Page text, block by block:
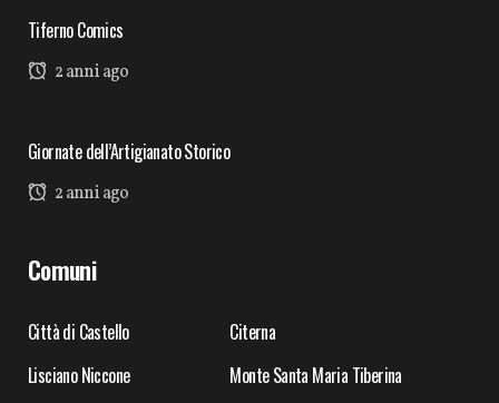
Tiferno Comics
2 anni ago
Giornate dell’Artigianato Storico
2 anni ago
Comuni
Città di Castello
Citerna
Lisciano Niccone
Monte Santa Maria Tiberina